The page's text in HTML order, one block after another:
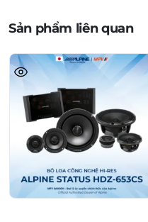
Sản phẩm liên quan